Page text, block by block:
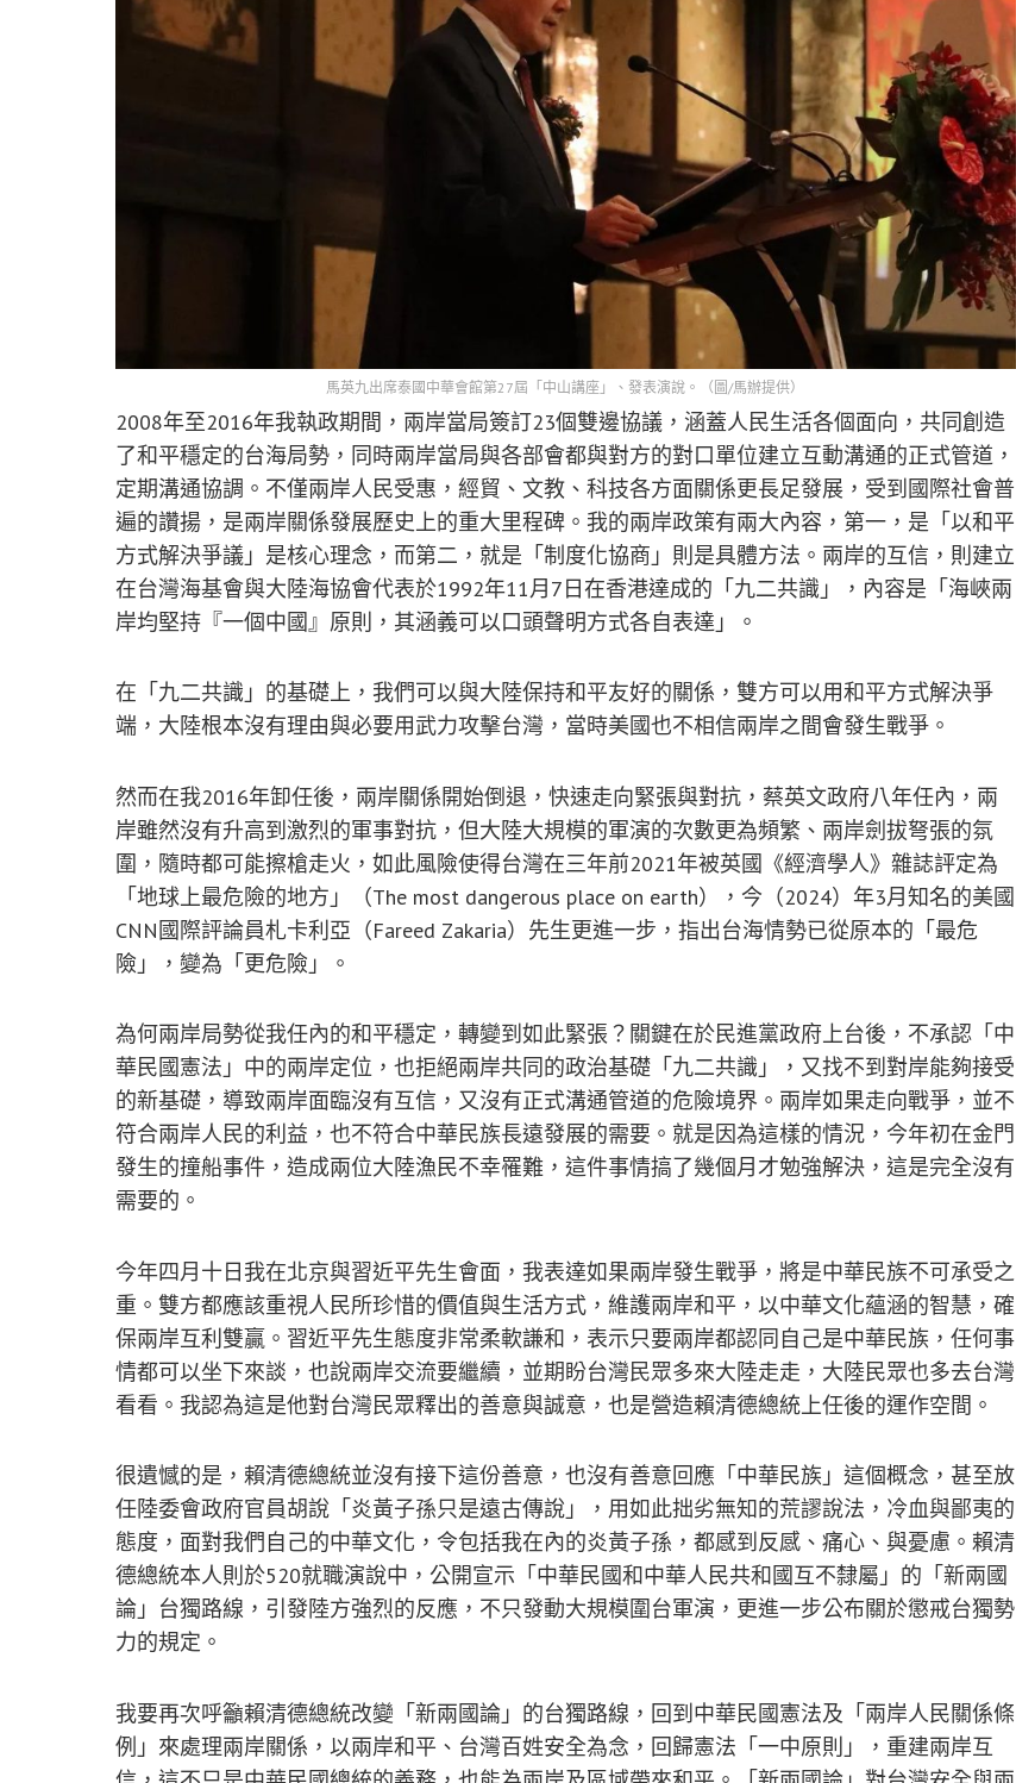
馬英九出席泰國中華會館第27屆「中山講座」、發表演說。（圖/馬辦提供）
2008年至2016年我執政期間，兩岸當局簽訂23個雙邊協議，涵蓋人民生活各個面向，共同創造
了和平穩定的台海局勢，同時兩岸當局與各部會都與對方的對口單位建立互動溝通的正式管道，
定期溝通協調。不僅兩岸人民受惠，經貿、文教、科技各方面關係更長足發展，受到國際社會普
遍的讚揚，是兩岸關係發展歷史上的重大里程碑。我的兩岸政策有兩大內容，第一，是「以和平
方式解決爭議」是核心理念，而第二，就是「制度化協商」則是具體方法。兩岸的互信，則建立
在台灣海基會與大陸海協會代表於1992年11月7日在香港達成的「九二共識」，內容是「海峽兩
岸均堅持『一個中國』原則，其涵義可以口頭聲明方式各自表達」。
在「九二共識」的基礎上，我們可以與大陸保持和平友好的關係，雙方可以用和平方式解決爭
端，大陸根本沒有理由與必要用武力攻擊台灣，當時美國也不相信兩岸之間會發生戰爭。
然而在我2016年卸任後，兩岸關係開始倒退，快速走向緊張與對抗，蔡英文政府八年任內，兩
岸雖然沒有升高到激烈的軍事對抗，但大陸大規模的軍演的次數更為頻繁、兩岸劍拔弩張的氛
圍，隨時都可能擦槍走火，如此風險使得台灣在三年前2021年被英國《經濟學人》雜誌評定為
「地球上最危險的地方」（The most dangerous place on earth），今（2024）年3月知名的美國
CNN國際評論員札卡利亞（Fareed Zakaria）先生更進一步，指出台海情勢已從原本的「最危
險」，變為「更危險」。
為何兩岸局勢從我任內的和平穩定，轉變到如此緊張？關鍵在於民進黨政府上台後，不承認「中
華民國憲法」中的兩岸定位，也拒絕兩岸共同的政治基礎「九二共識」，又找不到對岸能夠接受
的新基礎，導致兩岸面臨沒有互信，又沒有正式溝通管道的危險境界。兩岸如果走向戰爭，並不
符合兩岸人民的利益，也不符合中華民族長遠發展的需要。就是因為這樣的情況，今年初在金門
發生的撞船事件，造成兩位大陸漁民不幸罹難，這件事情搞了幾個月才勉強解決，這是完全沒有
需要的。
今年四月十日我在北京與習近平先生會面，我表達如果兩岸發生戰爭，將是中華民族不可承受之
重。雙方都應該重視人民所珍惜的價值與生活方式，維護兩岸和平，以中華文化蘊涵的智慧，確
保兩岸互利雙贏。習近平先生態度非常柔軟謙和，表示只要兩岸都認同自己是中華民族，任何事
情都可以坐下來談，也說兩岸交流要繼續，並期盼台灣民眾多來大陸走走，大陸民眾也多去台灣
看看。我認為這是他對台灣民眾釋出的善意與誠意，也是營造賴清德總統上任後的運作空間。
很遺憾的是，賴清德總統並沒有接下這份善意，也沒有善意回應「中華民族」這個概念，甚至放
任陸委會政府官員胡說「炎黃子孫只是遠古傳說」，用如此拙劣無知的荒謬說法，冷血與鄙夷的
態度，面對我們自己的中華文化，令包括我在內的炎黃子孫，都感到反感、痛心、與憂慮。賴清
德總統本人則於520就職演說中，公開宣示「中華民國和中華人民共和國互不隸屬」的「新兩國
論」台獨路線，引發陸方強烈的反應，不只發動大規模圍台軍演，更進一步公布關於懲戒台獨勢
力的規定。
我要再次呼籲賴清德總統改變「新兩國論」的台獨路線，回到中華民國憲法及「兩岸人民關係條
例」來處理兩岸關係，以兩岸和平、台灣百姓安全為念，回歸憲法「一中原則」，重建兩岸互